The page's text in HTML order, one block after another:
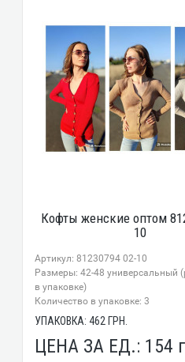
Кофты женские оптом
10
Артикул: 81230794 02-10
Размеры: 42-48 универсальный
в упаковке)
Количество в упаковке: 3
УПАКОВКА:462 ГРН.
ЦЕНА ЗА ЕД.: 154